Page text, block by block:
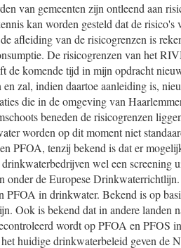
van gemeenten zijn ontleend aan
kan worden gesteld dat de
afleiding van de risicogrenzen is
De risicogrenzen van het
komende tijd in mijn opdracht
en zal, indien daartoe aanleiding is,
die in de omgeving van
beneden de risicogrenzen
worden op dit moment niet
PFOA, tenzij bekend is dat er
wel een screening
onder de Europese
PFOA in drinkwater. Bekend is op
Ook is bekend dat in andere landen
wordt op PFOA en PFOS
huidige drinkwaterbeleid geven de